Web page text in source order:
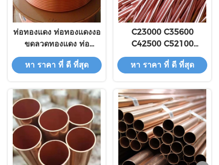
ท่อทองแดง ท่อทองแดงงอ
ขดลวดทองแดง ท่อ
ทองแดงแดงปลอด
ออกซิเจน
หา ราคา ที่ ดี ที่สุด
C23000 C35600
C42500 C52100
C68800 C73500 ท่อ
ทองแดง
หา ราคา ที่ ดี ที่สุด